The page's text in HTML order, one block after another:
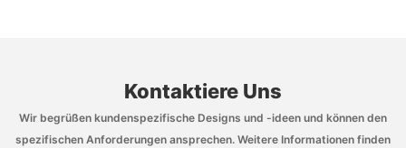
Kontaktiere Uns
Wir begrüßen kundenspezifische Designs und -ideen und können den
spezifischen Anforderungen ansprechen. Weitere Informationen finden